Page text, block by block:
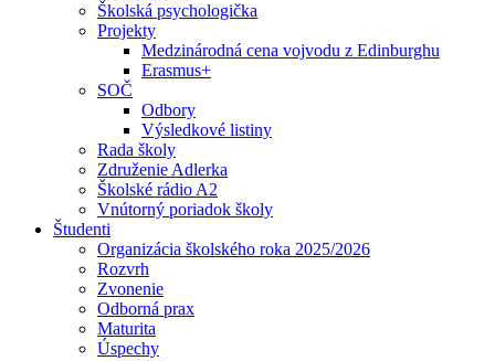
Školská psychologička
Projekty
Medzinárodná cena vojvodu z Edinburghu
Erasmus+
SOČ
Odbory
Výsledkové listiny
Rada školy
Združenie Adlerka
Školské rádio A2
Vnútorný poriadok školy
Študenti
Organizácia školského roka 2025/2026
Rozvrh
Zvonenie
Odborná prax
Maturita
Úspechy